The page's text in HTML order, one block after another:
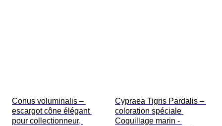
Conus voluminalis –
escargot cône élégant
pour collectionneur,
Cypraea Tigris Pardalis –
coloration spéciale
Coquillage marin -